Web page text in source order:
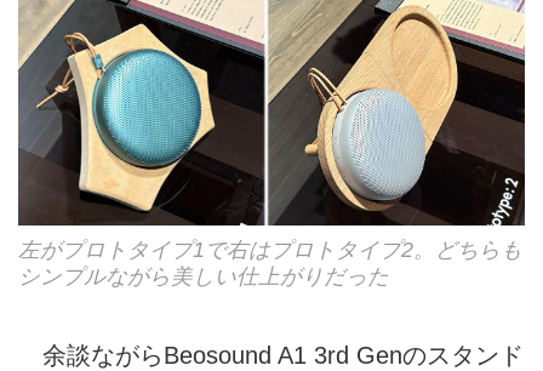
左がプロトタイプ1で右はプロトタイプ2。どちらも
シンプルながら美しい仕上がりだった
余談ながらBeosound A1 3rd Genのスタンド